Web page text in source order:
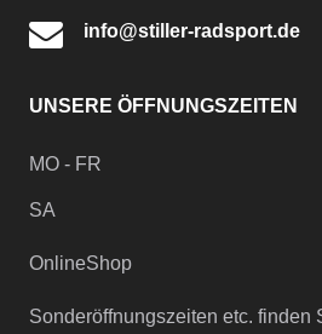
info@stiller-radsport.de
UNSERE ÖFFNUNGSZEITEN
MO - FR
SA
OnlineShop
Sonderöffnungszeiten etc. finden